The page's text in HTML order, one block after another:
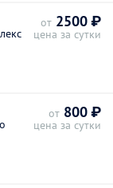
от 2500 ₽
цена за сутки
от 800 ₽
цена за сутки